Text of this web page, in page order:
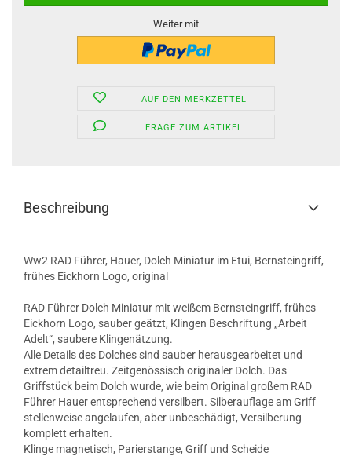
Weiter mit
AUF DEN MERKZETTEL
FRAGE ZUM ARTIKEL
Beschreibung
Ww2 RAD Führer, Hauer, Dolch Miniatur im Etui, Bernsteingriff,
frühes Eickhorn Logo, original
RAD Führer Dolch Miniatur mit weißem Bernsteingriff, frühes
Eickhorn Logo, sauber geätzt, Klingen Beschriftung „Arbeit
Adelt“, saubere Klingenätzung.
Alle Details des Dolches sind sauber herausgearbeitet und
extrem detailtreu. Zeitgenössisch originaler Dolch. Das
Griffstück beim Dolch wurde, wie beim Original großem RAD
Führer Hauer entsprechend versilbert. Silberauflage am Griff
stellenweise angelaufen, aber unbeschädigt, Versilberung
komplett erhalten.
Klinge magnetisch, Parierstange, Griff und Scheide